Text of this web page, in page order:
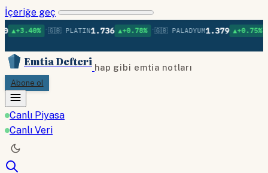
İçeriğe geç
🇬🇧 PLATIN 1.736 ▲+0.78% 🇬🇧 PALADYUM 1.379 ▲+0.75% 🇬🇧
Emtia Defteri hap gibi emtia notları
Abone ol
Canlı Piyasa
Canlı Veri